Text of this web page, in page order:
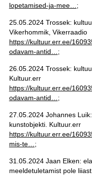
lopetamised-ja-mee… ;
25.05.2024 Trossek:
Vikerhommik, Vikerraadio
https://kultuur.err.ee/
odavam-antid… ;
26.05.2024 Trossek:
Kultuur.err
https://kultuur.err.ee/
odavam-antid… ;
27.05.2024 Johannes
kunstobjekti. Kultuur.err
https://kultuur.err.ee/
mis-te… ;
31.05.2024 Jaan Elken:
meeldetuletamist pole